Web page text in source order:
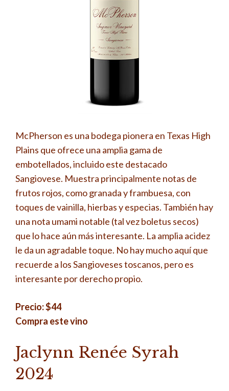
McPherson es una bodega pionera en Texas High
Plains que ofrece una amplia gama de
embotellados, incluido este destacado
Sangiovese. Muestra principalmente notas de
frutos rojos, como granada y frambuesa, con
toques de vainilla, hierbas y especias. También hay
una nota umami notable (tal vez boletus secos)
que lo hace aún más interesante. La amplia acidez
le da un agradable toque. No hay mucho aquí que
recuerde a los Sangioveses toscanos, pero es
interesante por derecho propio.
Precio: $44
Compra este vino
Jaclynn Renée Syrah
2024